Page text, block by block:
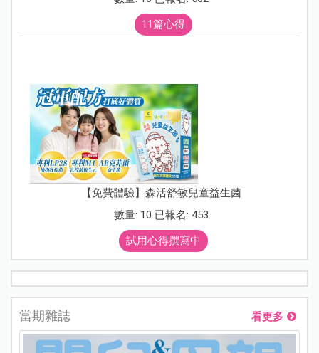
11篇心得
【免費體驗】森活舒敏兒童益生菌
數量: 10 已報名: 453
試用心得撰寫中
當期雜誌 看更多